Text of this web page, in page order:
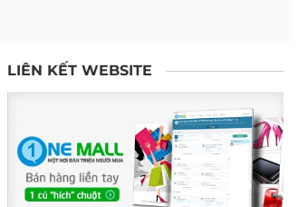
LIÊN KẾT WEBSITE